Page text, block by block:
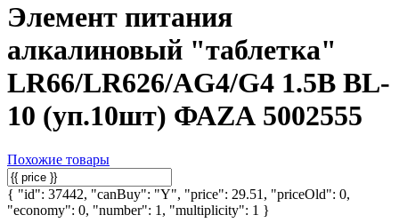
Элемент питания
алкалиновый "таблетка"
LR66/LR626/AG4/G4 1.5В BL-
10 (уп.10шт) ФАZА 5002555
Похожие товары
{ "id": 37442, "canBuy": "Y", "price": 29.51, "priceOld": 0,
"economy": 0, "number": 1, "multiplicity": 1 }